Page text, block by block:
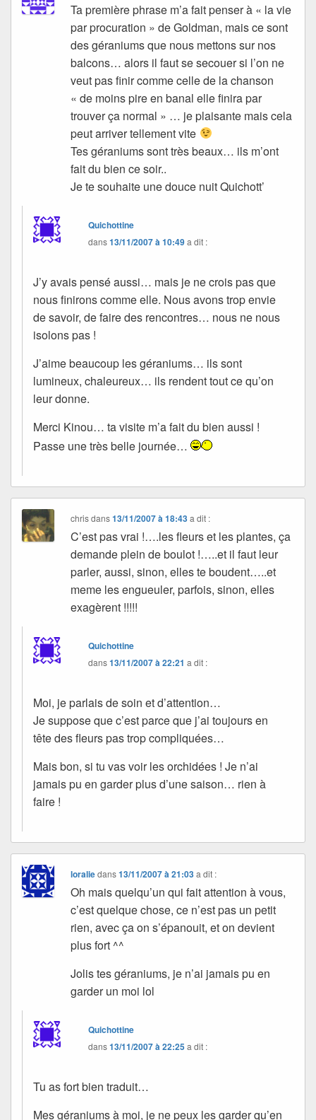
Ta première phrase m’a fait penser à « la vie
par procuration » de Goldman, mais ce sont
des géraniums que nous mettons sur nos
balcons… alors il faut se secouer si l’on ne
veut pas finir comme celle de la chanson
« de moins pire en banal elle finira par
trouver ça normal » … je plaisante mais cela
peut arriver tellement vite
Tes géraniums sont très beaux… ils m’ont
fait du bien ce soir..
Je te souhaite une douce nuit Quichott’
Quichottine
dans13/11/2007 à 10:49a dit :
J’y avais pensé aussi… mais je ne crois pas que
nous finirons comme elle. Nous avons trop envie
de savoir, de faire des rencontres… nous ne nous
isolons pas !
J’aime beaucoup les géraniums… ils sont
lumineux, chaleureux… ils rendent tout ce qu’on
leur donne.
Merci Kinou… ta visite m’a fait du bien aussi !
Passe une très belle journée…
chrisdans13/11/2007 à 18:43 a dit :
C’est pas vrai !….les fleurs et les plantes, ça
demande plein de boulot !…..et il faut leur
parler, aussi, sinon, elles te boudent…..et
meme les engueuler, parfois, sinon, elles
exagèrent !!!!!
Quichottine
dans13/11/2007 à 22:21 a dit :
Moi, je parlais de soin et d’attention…
Je suppose que c’est parce que j’ai toujours en
tête des fleurs pas trop compliquées…
Mais bon, si tu vas voir les orchidées ! Je n’ai
jamais pu en garder plus d’une saison… rien à
faire !
loraliedans13/11/2007 à 21:03 a dit :
Oh mais quelqu’un qui fait attention à vous,
c’est quelque chose, ce n’est pas un petit
rien, avec ça on s’épanouit, et on devient
plus fort ^^
Jolis tes géraniums, je n’ai jamais pu en
garder un moi lol
Quichottine
dans13/11/2007 à 22:25a dit :
Tu as fort bien traduit…
Mes géraniums à moi, je ne peux les garder qu’en